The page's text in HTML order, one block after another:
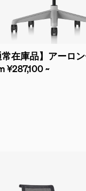
常在庫品】アーロ
¥287,100 ~